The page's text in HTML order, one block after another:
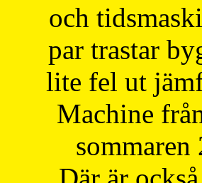
och
par trastar
lite fel ut
Machine